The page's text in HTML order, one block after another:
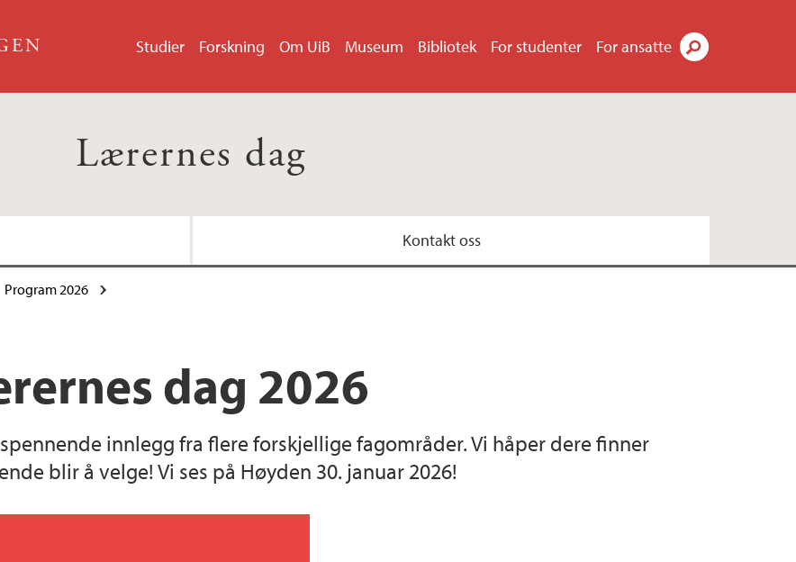
Studier Forskning Om UiB Museum Bibliotek For studenter For ansatte
Lærernes dag
Kontakt oss
Program 2026
dag 2026
innlegg fra flere forskjellige fagområder. Vi håper dere finner
blir å velge! Vi ses på Høyden 30. januar 2026!